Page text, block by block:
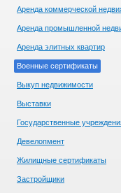
Аренда коммерческой
Аренда промышленной
Аренда элитных квартир
Военные сертификаты
Выкуп недвижимости
Выставки
Государственные
Девелопмент
Жилищные сертификаты
Застройщики